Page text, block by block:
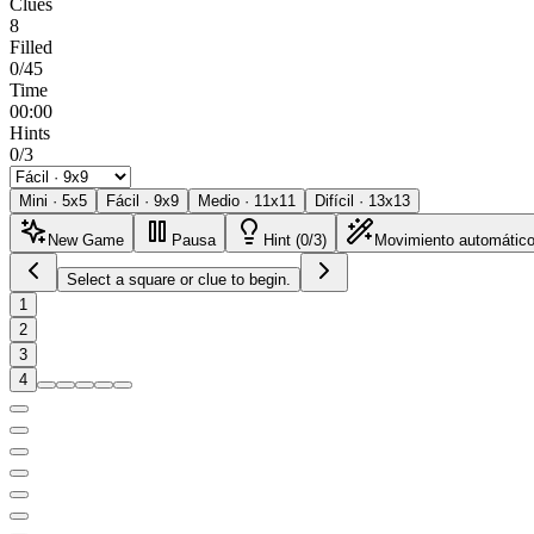
8
Filled
0/45
Time
00:00
Hints
0/3
Mini · 5x5 Fácil · 9x9 Medio · 11x11 Difícil · 13x13
New Game Pausa Hint (0/3) Movimiento automático
Select a square or clue to begin.
1
2
3
4